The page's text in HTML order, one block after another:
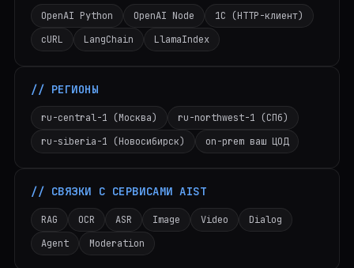
OpenAI Python OpenAI Node
1С (HTTP-клиент)
cURL
LangChain LlamaIndex
// РЕГИОНЫ
ru-central-1 (Москва)
ru-northwest-1 (СПб)
ru-siberia-1 (Новосибирск)
on-prem ваш ЦОД
// СВЯЗКИ С СЕРВИСАМИ AIST
RAG OCR ASR Image Video
Dialog
Agent
Moderation